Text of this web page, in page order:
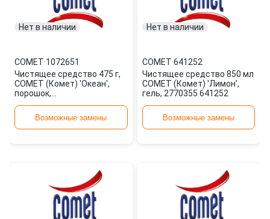
Нет в наличии
COMET·1072651
Чистящее средство 475 г,
COMET (Комет) 'Океан',
порошок,
1072651Возможные замены
Нет в наличии
COMET·641252
Чистящее средство 850 мл
COMET (Комет) 'Лимон',
гель, 2770355 641252
Возможные замены